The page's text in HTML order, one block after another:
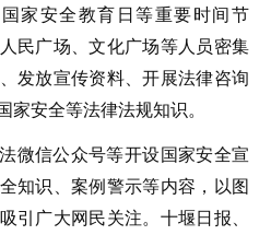
国家安全教育日等重要时间节
民广场、文化广场等人员密集
发放宣传资料、开展法律咨询
家安全等法律法规知识。
微信公众号等开设国家安全宣
知识、案例警示等内容，以图
引广大网民关注。十堰日报、